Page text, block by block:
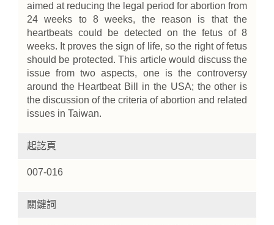
aimed at reducing the legal period for abortion from
24 weeks to 8 weeks, the reason is that the
heartbeats could be detected on the fetus of 8
weeks. It proves the sign of life, so the right of fetus
should be protected. This article would discuss the
issue from two aspects, one is the controversy
around the Heartbeat Bill in the USA; the other is
the discussion of the criteria of abortion and related
issues in Taiwan.
起訖頁
007-016
關鍵詞